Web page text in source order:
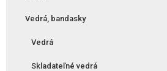
Vedrá, bandasky
Vedrá
Skladateľné vedrá